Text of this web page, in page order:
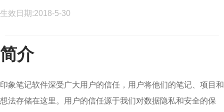
生效日期:2018-5-30
简介
印象笔记软件深受广大用户的信任，用户将他们的笔记、项目和
想法存储在这里。用户的信任源于我们对数据隐私和安全的保